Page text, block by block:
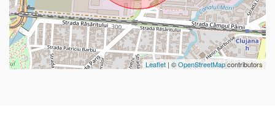
Leaflet | ©OpenStreetMapcontributors